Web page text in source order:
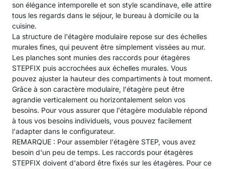
son élégance intemporelle et son style scandinave, elle attire
tous les regards dans le séjour, le bureau à domicile ou la
cuisine.
La structure de l'étagère modulaire repose sur des échelles
murales fines, qui peuvent être simplement vissées au mur.
Les planches sont munies des raccords pour étagères
STEPFIX puis accrochées aux échelles murales. Vous
pouvez ajuster la hauteur des compartiments à tout moment.
Grâce à son caractère modulaire, l'étagère peut être
agrandie verticalement ou horizontalement selon vos
besoins. Pour vous assurer que l'étagère modulable répond
à tous vos besoins individuels, vous pouvez facilement
l'adapter dans le configurateur.
REMARQUE : Pour assembler l'étagère STEP, vous avez
besoin d'un peu de temps. Les raccords pour étagères
STEPFIX doivent d'abord être fixés sur les étagères. Pour ce